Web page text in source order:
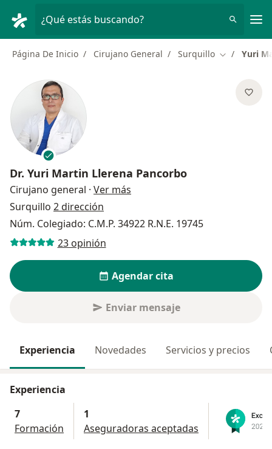
¿Qué estás buscando?
Página De Inicio Cirujano General Surquillo Cambiar de
Yuri
Dr. Yuri Martin Llerena Pancorbo
Cirujano general · Ver más
Surquillo 2 dirección
Núm. Colegiado: C.M.P. 34922 R.N.E. 19745
23 opinión
Agendar cita
Enviar mensaje
Experiencia Novedades Servicios y precios
Experiencia
7
Formación
1
Aseguradoras aceptadas